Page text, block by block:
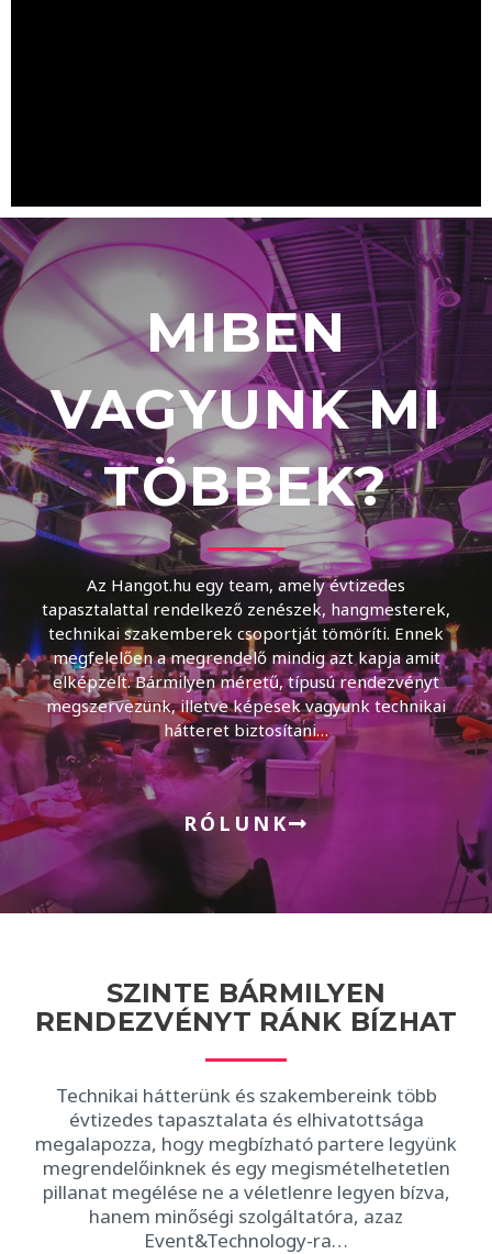
MIBEN
VAGYUNK MI
TÖBBEK?
Az Hangot.hu egy team, amely évtizedes
tapasztalattal rendelkező zenészek, hangmesterek,
technikai szakemberek csoportját tömöríti. Ennek
megfelelően a megrendelő mindig azt kapja amit
elképzelt. Bármilyen méretű, típusú rendezvényt
megszervezünk, illetve képesek vagyunk technikai
hátteret biztosítani…
RÓLUNK
SZINTE BÁRMILYEN
RENDEZVÉNYT RÁNK BÍZHAT
Technikai hátterünk és szakembereink több
évtizedes tapasztalata és elhivatottsága
megalapozza, hogy megbízható partere legyünk
megrendelőinknek és egy megismételhetetlen
pillanat megélése ne a véletlenre legyen bízva,
hanem minőségi szolgáltatóra, azaz
Event&Technology-ra…